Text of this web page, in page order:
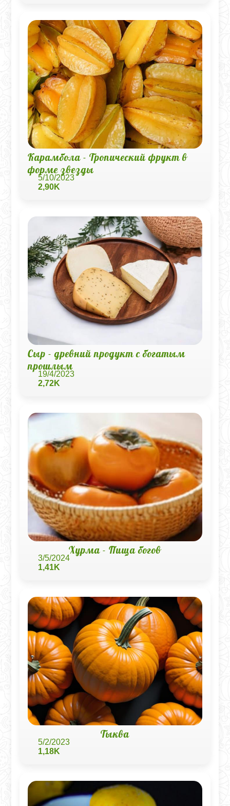
Карамбола - Тропический фрукт в
форме звезды
5/10/2023
2,90K
Сыр - древний продукт с богатым
прошлым
19/4/2023
2,72K
Хурма - Пища богов
3/5/2024
1,41K
Тыква
5/2/2023
1,18K